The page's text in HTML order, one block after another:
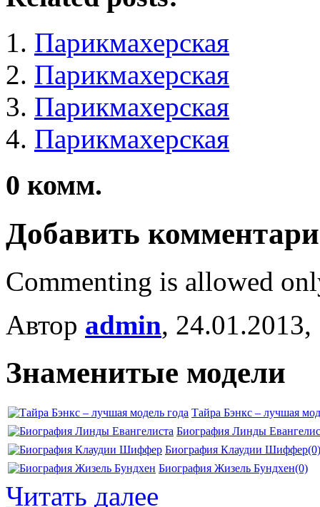
Парикмахерская
Парикмахерская
Парикмахерская
Парикмахерская
0 комм.
Добавить
Commenting is allowed
Автор admin,
Знаменитые модели
Тайра Бэнкс – лучшая
Биография Линды
Биография Клаудии Шиффер(0)
Биография Жизель Бундхен(0)
Читать далее